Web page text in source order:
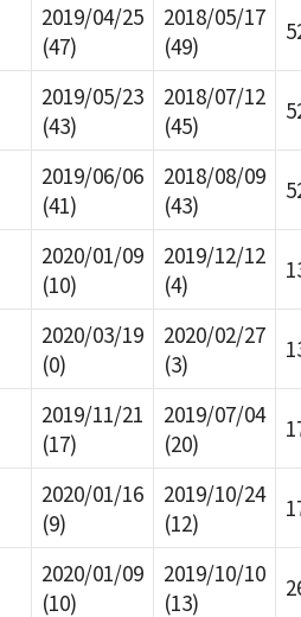
2019/04/25
(47)
2018/05/17
(49)
2019/05/23
(43)
2018/07/12
(45)
2019/06/06
(41)
2018/08/09
(43)
2020/01/09
(10)
2019/12/12
(4)
2020/03/19
(0)
2020/02/27
(3)
2019/11/21
(17)
2019/07/04
(20)
2020/01/16
(9)
2019/10/24
(12)
2020/01/09
(10)
2019/10/10
(13)